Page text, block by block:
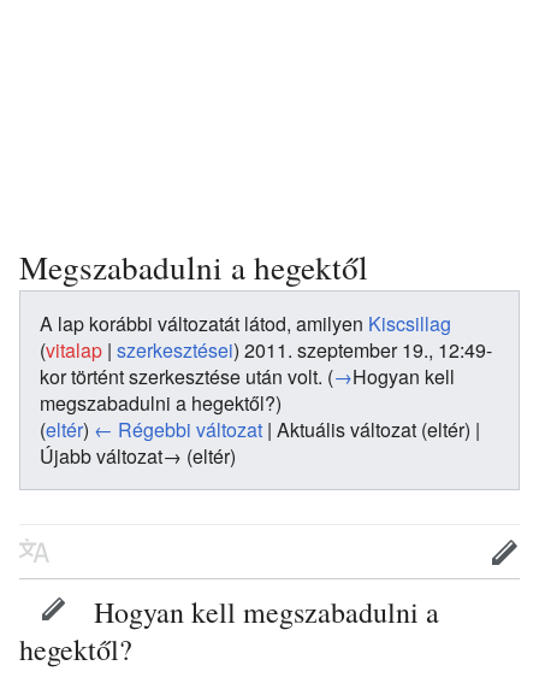
Megszabadulni a hegektől
A lap korábbi változatát látod, amilyen Kiscsillag
(vitalap | szerkesztései) 2011. szeptember 19., 12:49-
kor történt szerkesztése után volt. (→Hogyan kell
megszabadulni a hegektől?)
(eltér) ← Régebbi változat | Aktuális változat (eltér) |
Újabb változat→ (eltér)
Hogyan kell megszabadulni a
hegektől?